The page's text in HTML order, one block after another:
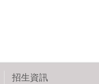
招生資訊